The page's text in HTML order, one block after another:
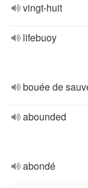
vingt-huit
lifebuoy
bouée de
abounded
abondé